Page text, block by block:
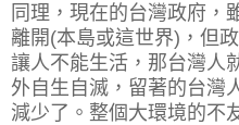
同理，現在的台灣政府，
離開(本島或這世界)，但
讓人不能生活，那台灣人
外自生自滅，留著的台灣
減少了。整個大環境的不